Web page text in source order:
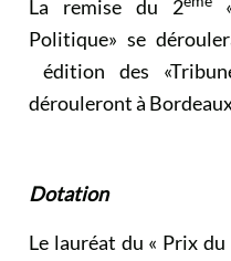
La remise du 2
Politique» se
édition des
dérouleront à
Dotation
Le lauréat du « Prix